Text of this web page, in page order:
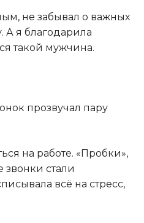
не забывал о важных
А я благодарила
такой мужчина.
прозвучал пару
на работе. «Пробки»,
стали
всё на стресс,